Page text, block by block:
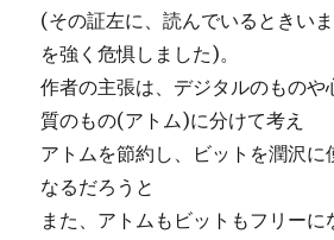
(その証左に、読んでいるときい
を強く危惧しました)。
作者の主張は、デジタルのものや
質のもの(アトム)に分けて考え
アトムを節約し、ビットを潤沢に
なるだろうと
また、アトムもビットもフリー